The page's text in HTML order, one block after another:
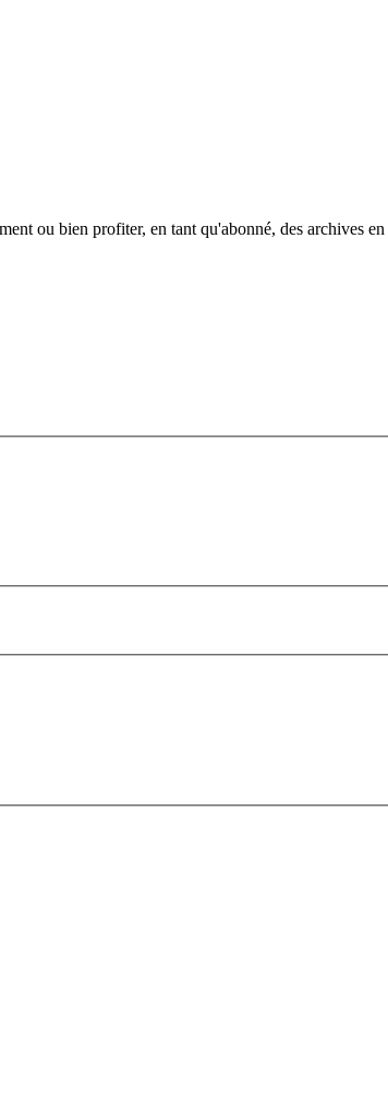
ou bien profiter, en tant qu'abonné, des archives